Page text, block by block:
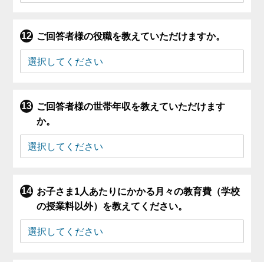
ご回答者様の役職を教えていただけますか。
ご回答者様の世帯年収を教えていただけます
か。
お子さま1人あたりにかかる月々の教育費（学校
の授業料以外）を教えてください。